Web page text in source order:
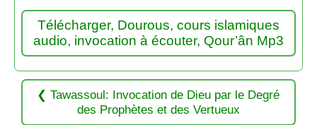
Télécharger, Dourous, cours islamiques
audio, invocation à écouter, Qour’ân Mp3
Tawassoul: Invocation de Dieu par le Degré
des Prophètes et des Vertueux